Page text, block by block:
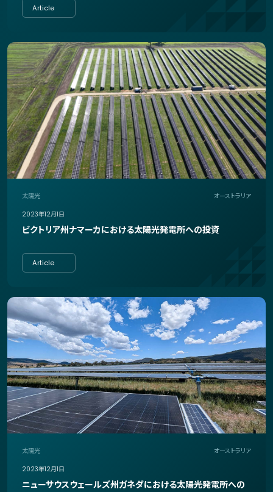
Article
太陽光
オーストラリア
2023年12月1日
ビクトリア州ナマーカにおける太陽光発電所への投資
Article
太陽光
オーストラリア
2023年12月1日
ニューサウスウェールズ州ガネダにおける太陽光発電所への